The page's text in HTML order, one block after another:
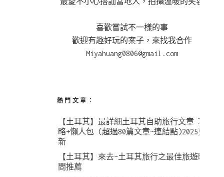
喜歡嘗試不一樣的事
歡迎有趣好玩的案子，來找我合作
Miyahuang0806@gmail.com
熱門文章︰
【土耳其】最詳細土耳其自助旅行文章 攻
略+懶人包 (超過80篇文章~連結點)2025更
新
【土耳其】來去~土耳其旅行之最佳旅遊時
間推薦